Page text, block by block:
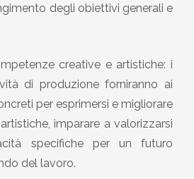
degli obiettivi generali e
creative e artistiche: i
di produzione forniranno ai
per esprimersi e migliorare
imparare a valorizzarsi
specifiche per un futuro
del lavoro.